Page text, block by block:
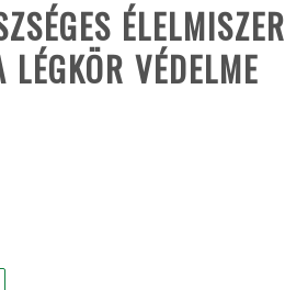
ÉLELMISZER
VÉDELME